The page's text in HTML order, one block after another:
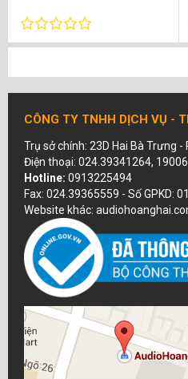
CÔNG TY TNHH DỊCH VỤ -
Trụ sở chính: 23D Hai Bà Trưng -
Điện thoại: 024.39341264,
Hotline: 0913225494
Fax: 024.39365559 - Số GPKD:
Website khác: